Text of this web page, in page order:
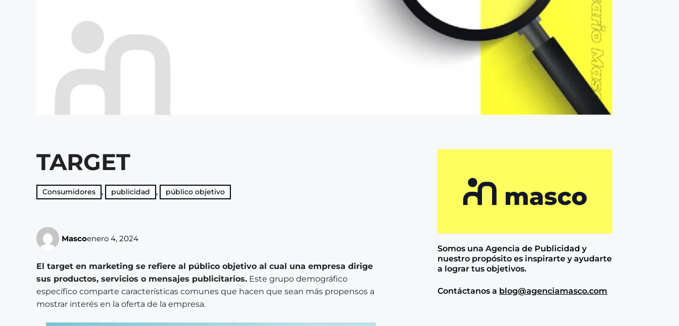
TARGET
Consumidores , publicidad , público objetivo
Mascoenero 4, 2024
El target en marketing se refiere al público objetivo al cual una empresa dirige
sus productos, servicios o mensajes publicitarios. Este grupo demográfico
específico comparte características comunes que hacen que sean más propensos a
mostrar interés en la oferta de la empresa.
Somos una Agencia de Publicidad y
nuestro propósito es inspirarte y ayudarte
a lograr tus objetivos.
Contáctanos a blog@agenciamasco.com